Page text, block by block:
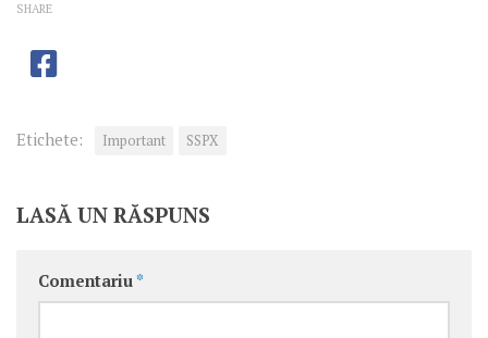
SHARE
Etichete: Important SSPX
LASĂ UN RĂSPUNS
Comentariu *